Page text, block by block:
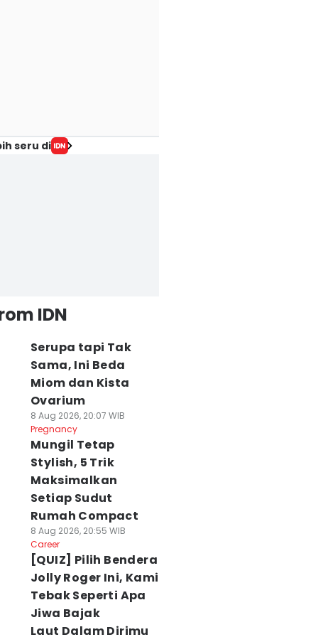
seru di
IDN
Serupa tapi Tak
Sama, Ini Beda
Miom dan Kista
Ovarium
8 Aug 2026, 20:07 WIB
Pregnancy
Mungil Tetap
Stylish, 5 Trik
Maksimalkan
Setiap Sudut
Rumah Compact
8 Aug 2026, 20:55 WIB
Career
[QUIZ] Pilih Bendera
Jolly Roger Ini, Kami
Tebak Seperti Apa
Jiwa Bajak
Laut Dalam Dirimu